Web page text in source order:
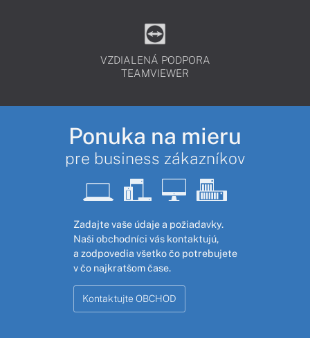
VZDIALENÁ PODPORA
TEAMVIEWER
Ponuka na mieru
pre business zákazníkov
Zadajte vaše údaje a požiadavky.
Naši obchodníci vás kontaktujú,
a zodpovedia všetko čo potrebujete
v čo najkratšom čase.
Kontaktujte OBCHOD